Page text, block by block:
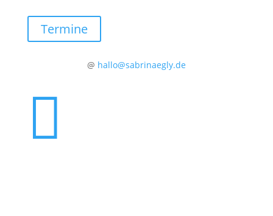
Termine
@ hallo@sabrinaegly.de
